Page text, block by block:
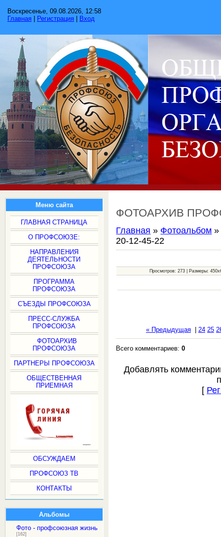
Воскресенье, 09.08.2026, 12:58
Главная
Регистрация Вход
Меню сайта
ГЛАВНАЯ СТРАНИЦА
О ПРОФСОЮЗЕ:
НАПРАВЛЕНИЯ
ДЕЯТЕЛЬНОСТИ
ПРОФСОЮЗА
ПРОГРАММА
ПРОФСОЮЗА
СЪЕЗДЫ ПРОФСОЮЗА
ПРЕСС-СЛУЖБА
ПРОФСОЮЗА
ФОТОАРХИВ
ПРОФСОЮЗА
ПАРТНЕРЫ ПРОФСОЮЗА
ОБЩЕСТВЕННАЯ
ПРИЕМНАЯ
ОБСУЖДАЕМ
ПРОФСОЮЗ ТВ
КОНТАКТЫ
Альбомы
Фото - профсоюзная жизнь
[162]
ФОТОАРХИВ
Главная » Фотоальбом
20-12-45-22
Просмотров: 273 | Размеры:
« Предыдущая| 24 25
Всего комментариев:0
Добавлять
[